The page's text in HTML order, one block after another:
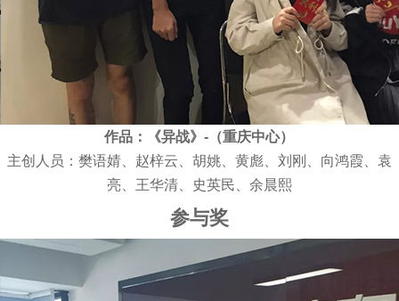
作品：《异战》-（重庆中心）
主创人员：樊语婧、赵梓云、胡姚、黄彪、刘刚、向鸿霞、袁
亮、王华清、史英民、余晨熙
参与奖